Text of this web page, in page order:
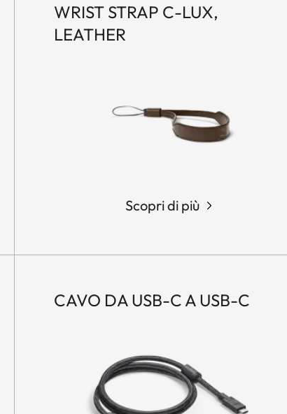
WRIST STRAP C-LUX,
LEATHER
Scopri di più
CAVO DA USB-C A USB-C